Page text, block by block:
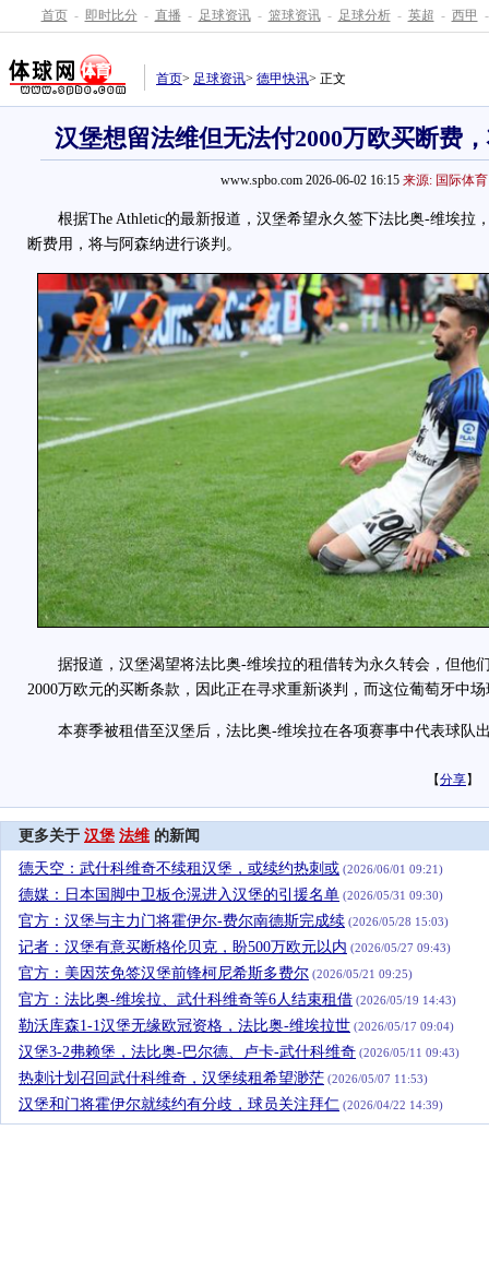
首页 - 即时比分 - 直播 - 足球资讯 - 篮球资讯 - 足球分析 - 英超 - 西甲 -
首页> 足球资讯> 德甲快讯> 正文
汉堡想留法维但无法付2000万欧买断费
www.spbo.com 2026-06-02 16:15 来源: 国际体育
根据The Athletic的最新报道，汉堡希望永久签下法比奥-维埃拉
断费用，将与阿森纳进行谈判。
据报道，汉堡渴望将法比奥-维埃拉的租借转为永久转会，但他
2000万欧元的买断条款，因此正在寻求重新谈判，而这位葡萄牙中
本赛季被租借至汉堡后，法比奥-维埃拉在各项赛事中代表球队出
【分享】
更多关于 汉堡 法维 的新闻
德天空：武什科维奇不续租汉堡，或续约热刺或 (2026/06/01 09:21)
德媒：日本国脚中卫板仓滉进入汉堡的引援名单 (2026/05/31 09:30)
官方：汉堡与主力门将霍伊尔-费尔南德斯完成续 (2026/05/28 15:03)
记者：汉堡有意买断格伦贝克，盼500万欧元以内 (2026/05/27 09:43)
官方：美因茨免签汉堡前锋柯尼希斯多费尔 (2026/05/21 09:25)
官方：法比奥-维埃拉、武什科维奇等6人结束租借 (2026/05/19 14:43)
勒沃库森1-1汉堡无缘欧冠资格，法比奥-维埃拉世 (2026/05/17 09:04)
汉堡3-2弗赖堡，法比奥-巴尔德、卢卡-武什科维奇 (2026/05/11 09:43)
热刺计划召回武什科维奇，汉堡续租希望渺茫 (2026/05/07 11:53)
汉堡和门将霍伊尔就续约有分歧，球员关注拜仁 (2026/04/22 14:39)